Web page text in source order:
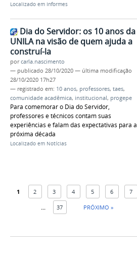
Localizado em Informes
Dia do Servidor: os 10 anos da
UNILA na visão de quem ajuda a
construí-la
porcarla.nascimento
— publicado 28/10/2020 — última modificação
28/10/2020 17h27
— registrado em: 10 anos, professores, taes,
comunidade acadêmica, institucional, progepe
Para comemorar o Dia do Servidor,
professores e técnicos contam suas
experiências e falam das expectativas para a
próxima década
Localizado em Notícias
1 2 3 4 5 6 7
37 PRÓXIMO »